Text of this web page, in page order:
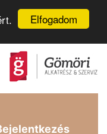
Elfogadom